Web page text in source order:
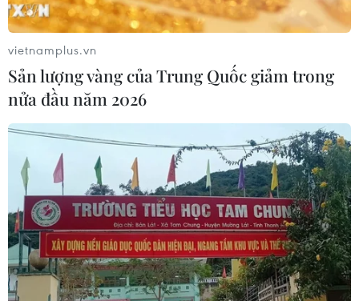
Trung Quốc bị đình trệ
Bộ trưởng Tài chính Mỹ hy vọng sẽ có nhiều cuộc đàm
phán hơn trong vài tuần tới và “tại một thời điểm nào
đó, sẽ có một cuộc điện đàm giữa Tổng thống Trump và
Chủ tịch Trung Quốc Tập Cận Bình."
vietnamplus.vn
Sản lượng vàng của Trung Quốc giảm trong
nửa đầu năm 2026